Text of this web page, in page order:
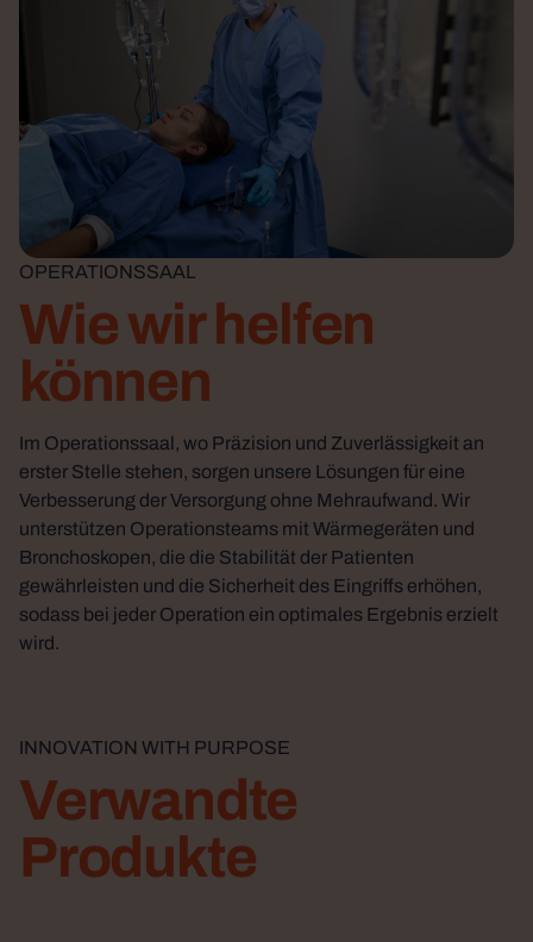
OPERATIONSSAAL
Wie wir helfen
können
Im Operationssaal, wo Präzision und Zuverlässigkeit an
erster Stelle stehen, sorgen unsere Lösungen für eine
Verbesserung der Versorgung ohne Mehraufwand. Wir
unterstützen Operationsteams mit Wärmegeräten und
Bronchoskopen, die die Stabilität der Patienten
gewährleisten und die Sicherheit des Eingriffs erhöhen,
sodass bei jeder Operation ein optimales Ergebnis erzielt
wird.
INNOVATION WITH PURPOSE
Verwandte
Produkte